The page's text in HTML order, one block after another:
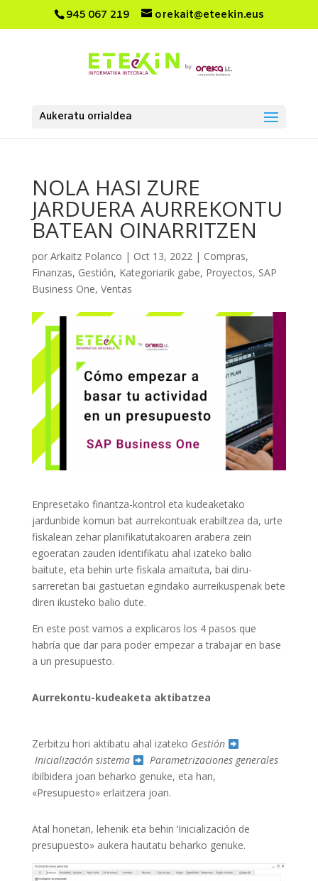
945 067 219 orekait@eteekin.eus
Aukeratu orrialdea
NOLA HASI ZURE
JARDUERA AURREKONTU
BATEAN OINARRITZEN
por Arkaitz Polanco | Oct 13, 2022| Compras,
Finanzas, Gestión, Kategoriarik gabe, Proyectos, SAP
Business One, Ventas
Enpresetako finantza-kontrol eta kudeaketako
jardunbide komun bat aurrekontuak erabiltzea da, urte
fiskalean zehar planifikatutakoaren arabera zein
egoeratan zauden identifikatu ahal izateko balio
baitute, eta behin urte fiskala amaituta, bai diru-
sarreretan bai gastuetan egindako aurreikuspenak bete
diren ikusteko balio dute.
En este post vamos a explicaros los 4 pasos que
habría que dar para poder empezar a trabajar en base
a un presupuesto.
Aurrekontu-kudeaketa aktibatzea
Zerbitzu hori aktibatu ahal izateko Gestión
Inicialización sistema
Parametrizaciones generales
ibilbidera joan beharko genuke, eta han,
«Presupuesto» erlaitzera joan.
Atal honetan, lehenik eta behin ‘Inicialización de
presupuesto» aukera hautatu beharko genuke.